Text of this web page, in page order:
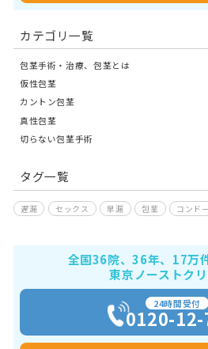
カテゴリ一覧
包茎手術・治療、包茎とは
仮性包茎
カントン包茎
真性包茎
切らない包茎手術
タグ一覧
遅漏 セックス 早漏 包茎 コンド
全国36院、36年、17万
東京ノーストク
24時間受付
0120-